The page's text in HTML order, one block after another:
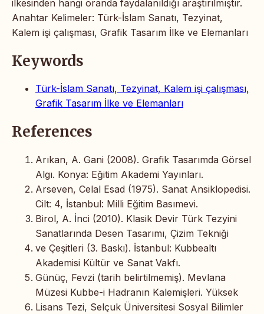
ilkesinden hangi oranda faydalanıldığı araştırılmıştır.
Anahtar Kelimeler: Türk-İslam Sanatı, Tezyinat,
Kalem işi çalışması, Grafik Tasarım İlke ve Elemanları
Keywords
Türk-İslam Sanatı, Tezyinat, Kalem işi çalışması,
Grafik Tasarım İlke ve Elemanları
References
Arıkan, A. Gani (2008). Grafik Tasarımda Görsel
Algı. Konya: Eğitim Akademi Yayınları.
Arseven, Celal Esad (1975). Sanat Ansiklopedisi.
Cilt: 4, İstanbul: Milli Eğitim Basımevi.
Birol, A. İnci (2010). Klasik Devir Türk Tezyini
Sanatlarında Desen Tasarımı, Çizim Tekniği
ve Çeşitleri (3. Baskı). İstanbul: Kubbealtı
Akademisi Kültür ve Sanat Vakfı.
Günüç, Fevzi (tarih belirtilmemiş). Mevlana
Müzesi Kubbe-i Hadranın Kalemişleri. Yüksek
Lisans Tezi, Selçuk Üniversitesi Sosyal Bilimler